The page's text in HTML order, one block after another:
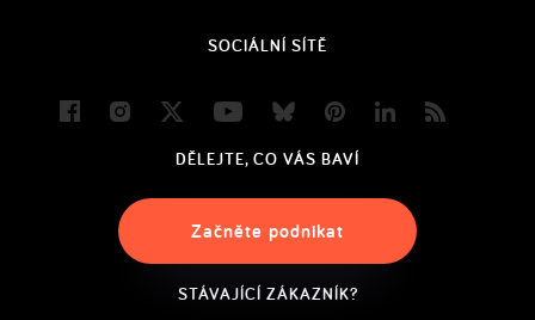
SOCIÁLNÍ SÍTĚ
FacebookInstagram
Twitter YoutubeBlueskyPinterestLinkedIn
DĚLEJTE, CO VÁS BAVÍ
Začněte podnikat
STÁVAJÍCÍ ZÁKAZNÍK?